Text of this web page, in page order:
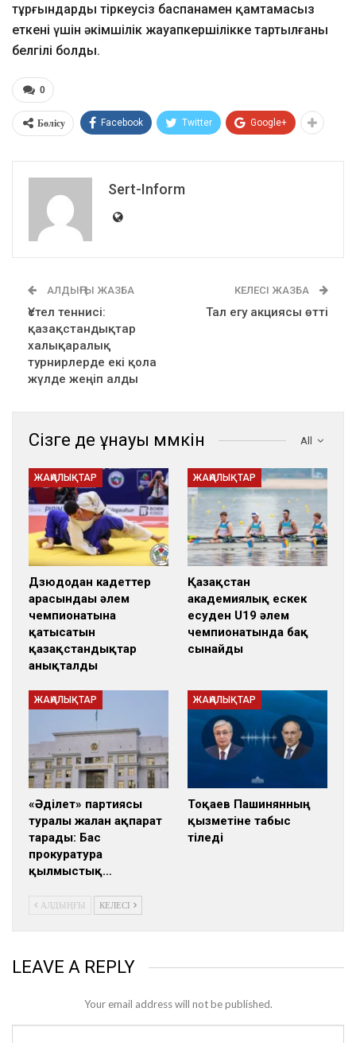
тұрғындарды тіркеусіз баспанамен қамтамасыз
еткені үшін әкімшілік жауапкершілікке тартылғаны
белгілі болды.
0
Бөлісу Facebook Twitter Google+
Sert-Inform
АЛДЫҢҒЫ ЖАЗБА
Үстел теннисі:
қазақстандықтар
халықаралық
турнирлерде екі қола
жүлде жеңіп алды
КЕЛЕСІ ЖАЗБА
Тал егу акциясы өтті
All
Сізге де ұнауы мүмкін
ЖАҢАЛЫҚТАР
Дзюдодан кадеттер
арасындағы әлем
чемпионатына
қатысатын
қазақстандықтар
анықталды
ЖАҢАЛЫҚТАР
Қазақстан
академиялық ескек
есуден U19 әлем
чемпионатында бақ
сынайды
ЖАҢАЛЫҚТАР
«Әділет» партиясы
туралы жалған ақпарат
тарады: Бас
прокуратура
қылмыстық…
ЖАҢАЛЫҚТАР
Тоқаев Пашинянның
қызметіне табыс
тіледі
АЛДЫҢҒЫ КЕЛЕСІ
LEAVE A REPLY
Your email address will not be published.